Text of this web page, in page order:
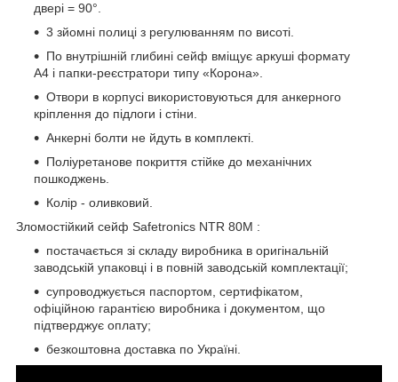
двері = 90°.
3 зйомні полиці з регулюванням по висоті.
По внутрішній глибині сейф вміщує аркуші формату
А4 і папки-реєстратори типу «Корона».
Отвори в корпусі використовуються для анкерного
кріплення до підлоги і стіни.
Анкерні болти не йдуть в комплекті.
Поліуретанове покриття стійке до механічних
пошкоджень.
Колір - оливковий.
Зломостійкий сейф Safetronics NTR 80M :
постачається зі складу виробника в оригінальній
заводській упаковці і в повній заводській комплектації;
супроводжується паспортом, сертифікатом,
офіційною гарантією виробника і документом, що
підтверджує оплату;
безкоштовна доставка по Україні.